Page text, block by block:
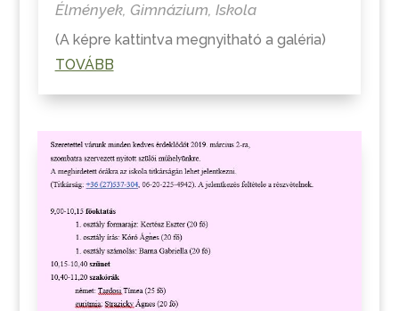
Élmények, Gimnázium, Iskola
(A képre kattintva megnyitható a galéria)
TOVÁBB